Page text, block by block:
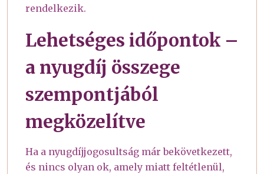
rendelkezik.
Lehetséges időpontok –
a nyugdíj összege
szempontjából
megközelítve
Ha a nyugdíjjogosultság már bekövetkezett,
és nincs olyan ok, amely miatt feltétlenül,